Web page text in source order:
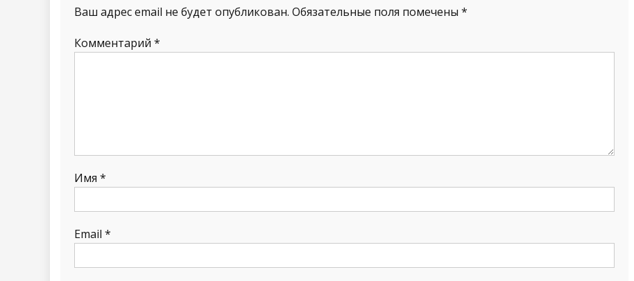
Ваш адрес email не будет опубликован. Обязательные поля помечены *
Комментарий *
Имя *
Email *